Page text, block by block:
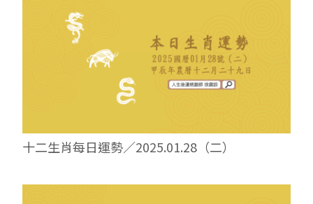
十二生肖每日運勢／2025.01.28（二）